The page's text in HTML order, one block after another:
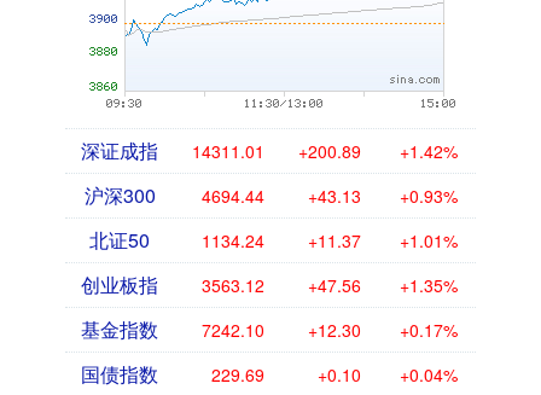
深证成指 14311.01 +200.89 +1.42%
沪深300 4694.44 +43.13 +0.93%
北证50 1134.24 +11.37 +1.01%
创业板指 3563.12 +47.56 +1.35%
基金指数 7242.10 +12.30 +0.17%
国债指数 229.69 +0.10 +0.04%